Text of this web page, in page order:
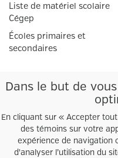
Dans le but de
En cliquant sur « Accepter
des témoins sur votre
expérience de navigation
d'analyser l’utilisation du
MER
8h00
JEU
VEN
8h00 à
SAM
18 Fermé
Liste de matériel scolaire
Cégep
Écoles primaires et
secondaires
ENSEIGNANTS
Guide de création de
prescriptions
Prescriptions